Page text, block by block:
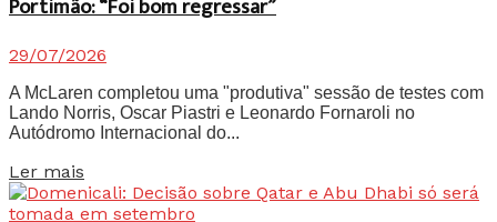
29/07/2026
A McLaren completou uma "produtiva" sessão de testes com
Lando Norris, Oscar Piastri e Leonardo Fornaroli no
Autódromo Internacional do...
Ler mais